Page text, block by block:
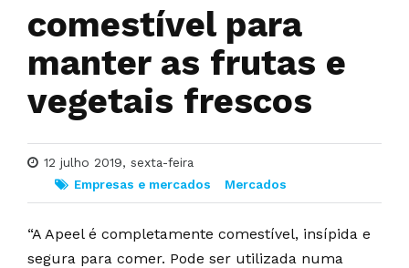
comestível para
manter as frutas e
vegetais frescos
12 julho 2019, sexta-feira
Empresas e mercados
Mercados
“A Apeel é completamente comestível, insípida e
segura para comer. Pode ser utilizada numa